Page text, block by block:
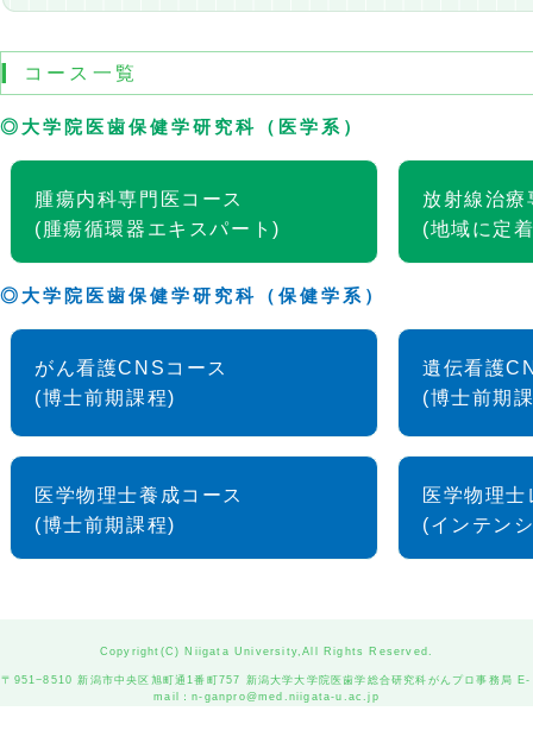
コース一覧
◎大学院医歯保健学研究科（医学系）
腫瘍内科専門医コース
(腫瘍循環器エキスパート)
放射線治
(地域に定
◎大学院医歯保健学研究科（保健学系）
がん看護CNSコース
(博士前期課程)
遺伝看護
(博士前期
医学物理士養成コース
(博士前期課程)
医学物理
(インテン
Copyright(C) Niigata University,All Rights Reserved.
〒951−8510 新潟市中央区旭町通1番町757 新潟大学大学院医歯学総合研究科がんプロ事務局 E-
mail：n-ganpro@med.niigata-u.ac.jp